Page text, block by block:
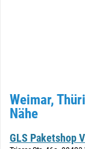
Weimar,
Nähe
GLS Paketshop